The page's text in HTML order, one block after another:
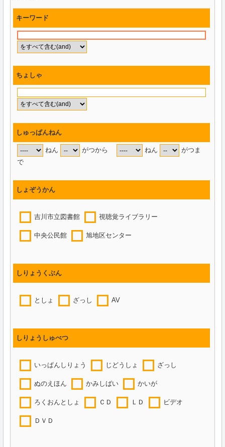
キーワード
ちょしゃ
しゅっぱんねん
ねん がつから ねん
がつま
で
しょぞうかん
吉川市立図書館 視聴覚ライブラリー
中央公民館 旭地区センター
しりょうくぶん
としょ ざっし AV
しりょうしゅべつ
いっぱんしりょう じどうしょ ざっし
ぬのえほん かみしばい かいが
ろくおんとしょ ＣＤ ＬＤ ビデオ
ＤＶＤ